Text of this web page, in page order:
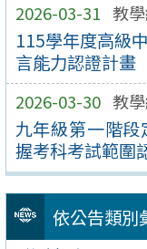
2026-03-31 教
115學年度高級
言能力認證計畫
2026-03-30 教
九年級第一階
握考科考試範圍
依公告類別